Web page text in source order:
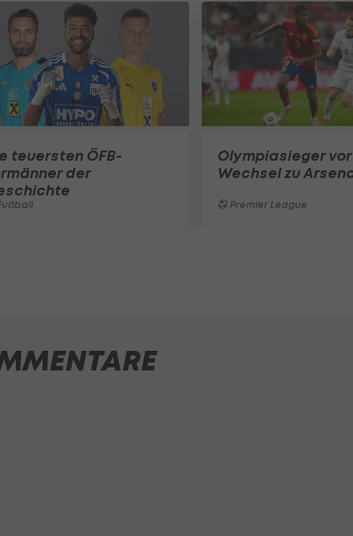
teuersten ÖFB-
der
Olympiasieger vor
Wechsel zu
Premier League